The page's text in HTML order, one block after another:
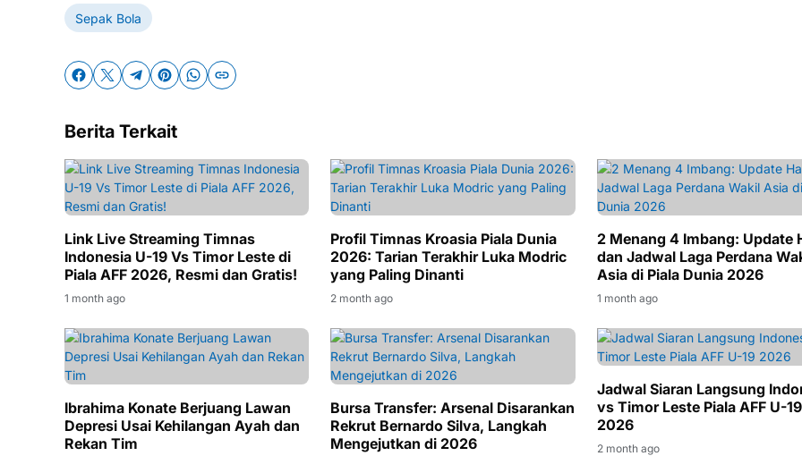
Sepak Bola
Berita Terkait
Link Live Streaming Timnas
Indonesia U-19 Vs Timor Leste di
Piala AFF 2026, Resmi dan Gratis!
1 month ago
Profil Timnas Kroasia Piala Dunia
2026: Tarian Terakhir Luka Modric
yang Paling Dinanti
2 month ago
2 Menang 4 Imbang: Update
dan Jadwal Laga Perdana
Asia di Piala Dunia 2026
1 month ago
Ibrahima Konate Berjuang Lawan
Depresi Usai Kehilangan Ayah dan
Rekan Tim
Bursa Transfer: Arsenal Disarankan
Rekrut Bernardo Silva, Langkah
Mengejutkan di 2026
Jadwal Siaran Langsung
vs Timor Leste Piala AFF U-19
2026
2 month ago